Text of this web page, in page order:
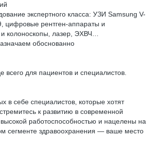
экспертного класса: УЗИ Samsung V-
цифровые рентген-аппараты и
колоноскопы, лазер, ЭХВЧ…
обоснованно
для пациентов и специалистов.
в себе специалистов, которые хотят
к развитию в современной
работоспособностью и нацелены на
сегменте здравоохранения — ваше место